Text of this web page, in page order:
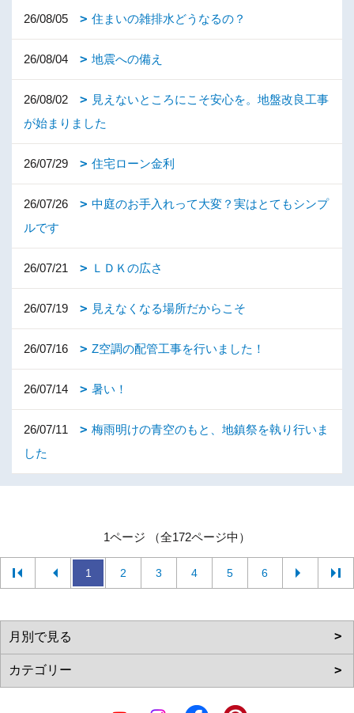
26/08/05 住まいの雑排水どうなるの？
26/08/04 地震への備え
26/08/02
見えないところにこそ安心を。地盤改良工事
が始まりました
26/07/29 住宅ローン金利
26/07/26
中庭のお手入れって大変？実はとてもシンプ
ルです
26/07/21 ＬＤＫの広さ
26/07/19 見えなくなる場所だからこそ
26/07/16 Z空調の配管工事を行いました！
26/07/14 暑い！
26/07/11
梅雨明けの青空のもと、地鎮祭を執り行いま
した
1ページ （全172ページ中）
1 2 3 4 5 6